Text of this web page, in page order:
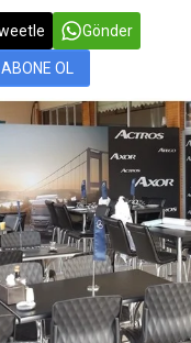
Gönder
ABONE OL